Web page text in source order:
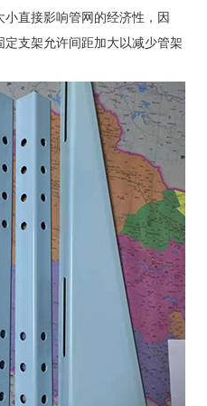
直接影响管网的经济性，因
支架允许间距加大以减少管架